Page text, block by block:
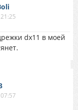
dx11 в моей